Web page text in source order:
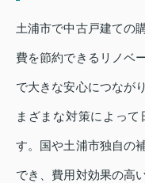
土浦市で中古戸建ての
費を節約できるリノベ
で大きな安心につなが
まざまな対策によっ
す。国や土浦市独自の
でき、費用対効果の高